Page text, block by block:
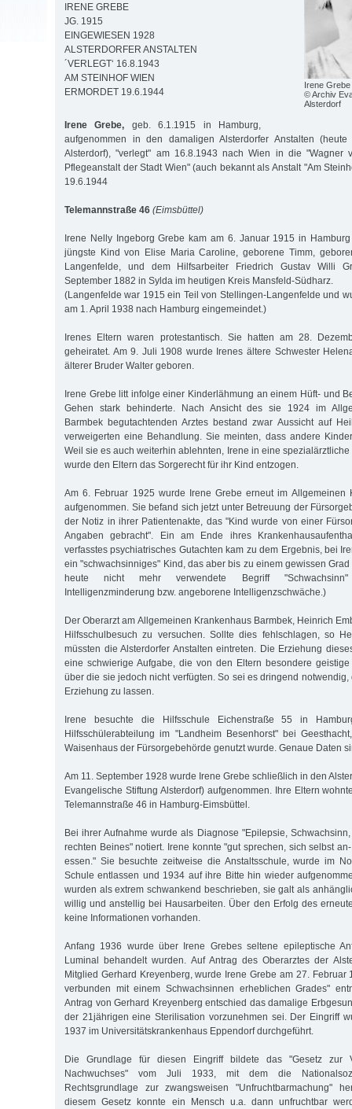
Irene Grebe
© Archiv
Alsterdorf
IRENE GREBE
JG. 1915
EINGEWIESEN 1928
ALSTERDORFER ANSTALTEN
´VERLEGT‘ 16.8.1943
AM STEINHOF WIEN
ERMORDET 19.6.1944
Irene Grebe, geb. 6.1.1915 in Hamburg,
aufgenommen in den damaligen Alsterdorfer Anstalten (heute
Alsterdorf), "verlegt" am 16.8.1943 nach Wien in die "Wagner
Pflegeanstalt der Stadt Wien" (auch bekannt als Anstalt "Am
19.6.1944
Telemannstraße 46 (Eimsbüttel)
Irene Nelly Ingeborg Grebe kam am 6. Januar 1915 in
jüngste Kind von Elise Maria Caroline, geborene Timm,
Langenfelde, und dem Hilfsarbeiter Friedrich Gustav Willi
September 1882 in Sylda im heutigen Kreis Mansfeld-Südharz.
(Langenfelde war 1915 ein Teil von Stellingen-Langenfelde und
am 1. April 1938 nach Hamburg eingemeindet.)
Irenes Eltern waren protestantisch. Sie hatten am 28.
geheiratet. Am 9. Juli 1908 wurde Irenes ältere Schwester
älterer Bruder Walter geboren.
Irene Grebe litt infolge einer Kinderlähmung an einem Hüft- und
Gehen stark behinderte. Nach Ansicht des sie 1924 im
Barmbek begutachtenden Arztes bestand zwar Aussicht auf
verweigerten eine Behandlung. Sie meinten, dass andere
Weil sie es auch weiterhin ablehnten, Irene in eine
wurde den Eltern das Sorgerecht für ihr Kind entzogen.
Am 6. Februar 1925 wurde Irene Grebe erneut im Allgemeinen
aufgenommen. Sie befand sich jetzt unter Betreuung der
der Notiz in ihrer Patientenakte, das "Kind wurde von einer
Angaben gebracht". Ein am Ende ihres
verfasstes psychiatrisches Gutachten kam zu dem Ergebnis, bei
ein "schwachsinniges" Kind, das aber bis zu einem gewissen
heute nicht mehr verwendete Begriff
Intelligenzminderung bzw. angeborene Intelligenzschwäche.)
Der Oberarzt am Allgemeinen Krankenhaus Barmbek, Heinrich
Hilfsschulbesuch zu versuchen. Sollte dies fehlschlagen, so
müssten die Alsterdorfer Anstalten eintreten. Die Erziehung
eine schwierige Aufgabe, die von den Eltern besondere
über die sie jedoch nicht verfügten. So sei es dringend
Erziehung zu lassen.
Irene besuchte die Hilfsschule Eichenstraße 55 in
Hilfsschülerabteilung im "Landheim Besenhorst" bei
Waisenhaus der Fürsorgebehörde genutzt wurde. Genaue Daten
Am 11. September 1928 wurde Irene Grebe schließlich in den
Evangelische Stiftung Alsterdorf) aufgenommen. Ihre Eltern
Telemannstraße 46 in Hamburg-Eimsbüttel.
Bei ihrer Aufnahme wurde als Diagnose "Epilepsie,
rechten Beines" notiert. Irene konnte "gut sprechen, sich selbst
essen." Sie besuchte zeitweise die Anstaltsschule, wurde im
Schule entlassen und 1934 auf ihre Bitte hin wieder
wurden als extrem schwankend beschrieben, sie galt als
willig und anstellig bei Hausarbeiten. Über den Erfolg des
keine Informationen vorhanden.
Anfang 1936 wurde über Irene Grebes seltene epileptische
Luminal behandelt wurden. Auf Antrag des Oberarztes der
Mitglied Gerhard Kreyenberg, wurde Irene Grebe am 27. Februar
verbunden mit einem Schwachsinnen erheblichen Grades"
Antrag von Gerhard Kreyenberg entschied das damalige
der 21jährigen eine Sterilisation vorzunehmen sei. Der Eingriff
1937 im Universitätskrankenhaus Eppendorf durchgeführt.
Die Grundlage für diesen Eingriff bildete das "Gesetz zur
Nachwuchses" vom Juli 1933, mit dem die
Rechtsgrundlage zur zwangsweisen "Unfruchtbarmachung"
diesem Gesetz konnte ein Mensch u.a. dann unfruchtbar